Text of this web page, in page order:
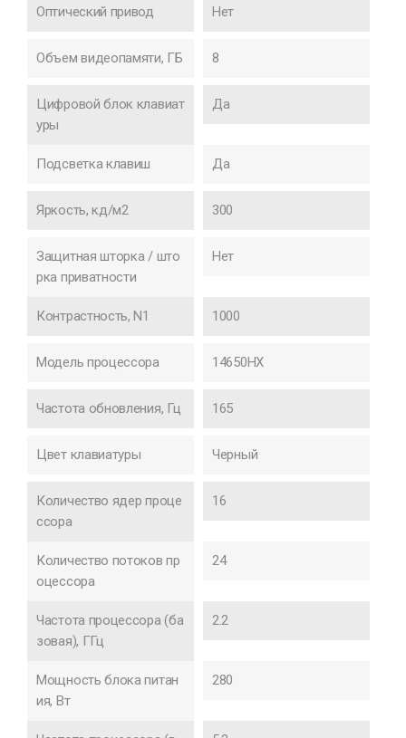
Оптический привод Нет
Объем видеопамяти, ГБ 8
Цифровой блок клавиат
уры
Да
Подсветка клавиш Да
Яркость, кд/м2 300
Защитная шторка / што
рка приватности
Нет
Контрастность, N1 1000
Модель процессора 14650HX
Частота обновления, Гц 165
Цвет клавиатуры Черный
Количество ядер проце
ссора
16
Количество потоков пр
оцессора
24
Частота процессора (ба
зовая), ГГц
2.2
Мощность блока питан
ия, Вт
280